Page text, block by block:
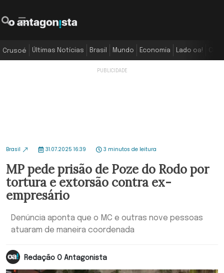
Crusoé Últimas Notícias Brasil Mundo Economia Lado oa!
Brasil 31.07.2025 16:39 3 minutos de leitura
MP pede prisão de Poze do Rodo por
tortura e extorsão contra ex-
empresário
Denúncia aponta que o MC e outras nove pessoas
atuaram de maneira coordenada
Redação O Antagonista